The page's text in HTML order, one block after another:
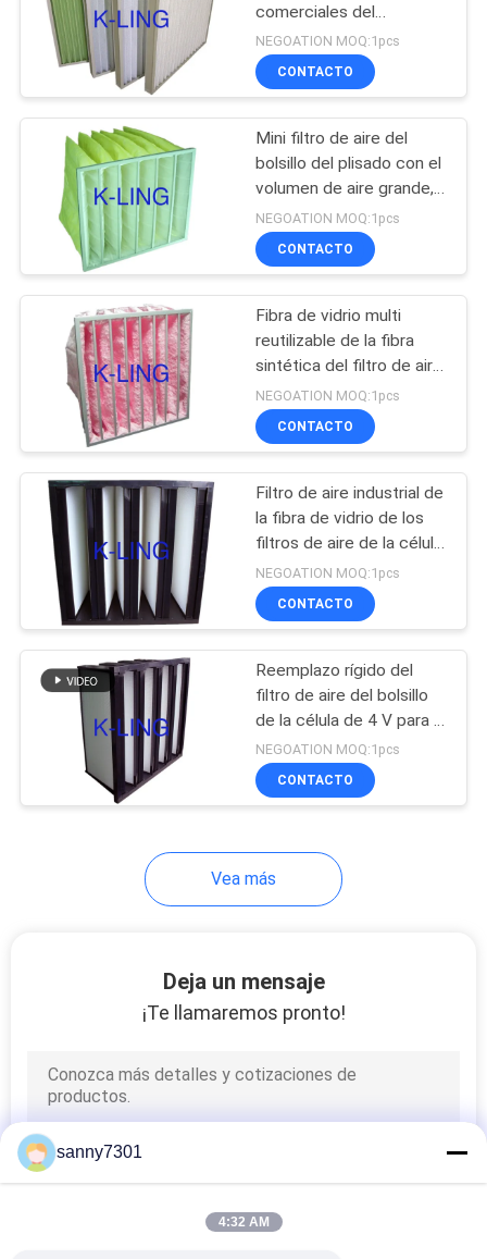
unidad de filtro de
ventilador
gabinetes del flujo
laminar
Caja del filtro de
HEPA
121
hepa
Filtro de aire de
ULPA
comerciales del
purificador del aire,
resistencia baja
NEGOATION MOQ:1pcs
CONTACTO
Mini filtro de aire del
bolsillo del plisado con el
volumen de aire grande,
eficacia del medio F8/F9
NEGOATION MOQ:1pcs
CONTACTO
Fibra de vidrio multi
reutilizable de la fibra
sintética del filtro de aire
de la ventilación del aire
acondicionado del
bolsillo
NEGOATION MOQ:1pcs
CONTACTO
Filtro de aire industrial de
la fibra de vidrio de los
filtros de aire de la célula
secundaria de V con el
marco del plástico del
ABS
NEGOATION MOQ:1pcs
CONTACTO
Reemplazo rígido del
filtro de aire del bolsillo
de la célula de 4 V para el
sitio limpio y el sistema
de ventilación
NEGOATION MOQ:1pcs
CONTACTO
Vea más
Deja un mensaje
¡Te llamaremos pronto!
sanny7301
4:32 AM